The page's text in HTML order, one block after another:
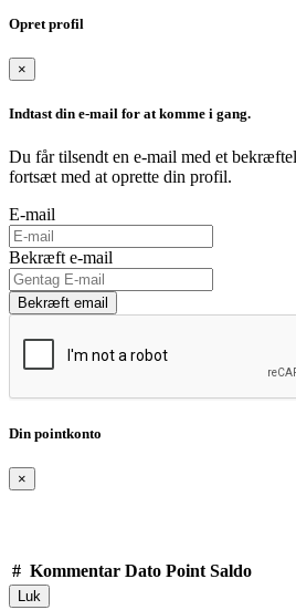
Opret profil
×
Indtast din e-mail for at komme i gang.
Du får tilsendt en e-mail med et
fortsæt med at oprette din profil.
E-mail
Bekræft e-mail
Bekræft email
Din pointkonto
×
# Kommentar Dato Point Saldo
Luk